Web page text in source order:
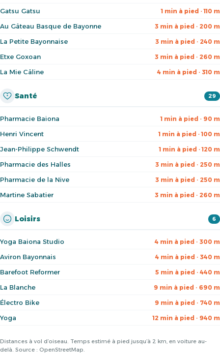
Gatsu Gatsu 1 min à pied · 110 m
Au Gâteau Basque de Bayonne 3 min à pied · 200 m
La Petite Bayonnaise 3 min à pied · 240 m
Etxe Goxoan 3 min à pied · 260 m
La Mie Câline 4 min à pied · 310 m
Santé 29
Pharmacie Baiona 1 min à pied · 90 m
Henri Vincent 1 min à pied · 100 m
Jean-Philippe Schwendt 1 min à pied · 120 m
Pharmacie des Halles 3 min à pied · 250 m
Pharmacie de la Nive 3 min à pied · 250 m
Martine Sabatier 3 min à pied · 260 m
Loisirs 6
Yoga Baiona Studio 4 min à pied · 300 m
Aviron Bayonnais 4 min à pied · 340 m
Barefoot Reformer 5 min à pied · 440 m
La Blanche 9 min à pied · 690 m
Électro Bike 9 min à pied · 740 m
Yoga 12 min à pied · 940 m
Distances à vol d’oiseau. Temps estimé à pied jusqu’à 2 km, en voiture au-
delà. Source : OpenStreetMap.